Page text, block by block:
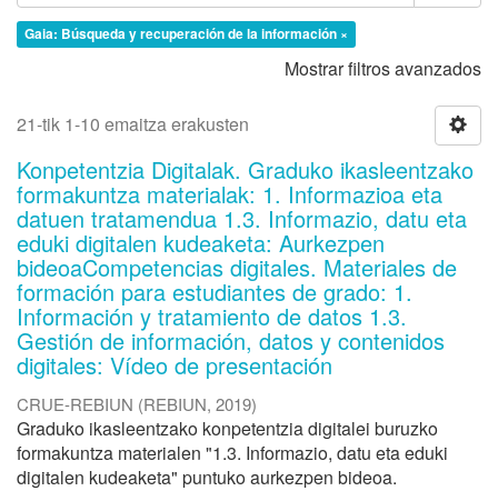
Gaia: Búsqueda y recuperación de la información ×
Mostrar filtros avanzados
21-tik 1-10 emaitza erakusten
Konpetentzia Digitalak. Graduko ikasleentzako
formakuntza materialak: 1. Informazioa eta
datuen tratamendua 1.3. Informazio, datu eta
eduki digitalen kudeaketa: Aurkezpen
bideoaCompetencias digitales. Materiales de
formación para estudiantes de grado: 1.
Información y tratamiento de datos 1.3.
Gestión de información, datos y contenidos
digitales: Vídeo de presentación
CRUE-REBIUN (REBIUN, 2019)
Graduko ikasleentzako konpetentzia digitalei buruzko
formakuntza materialen "1.3. Informazio, datu eta eduki
digitalen kudeaketa" puntuko aurkezpen bideoa.